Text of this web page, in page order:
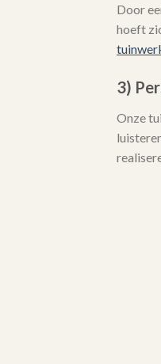
Door
hoeft
3)
Onze